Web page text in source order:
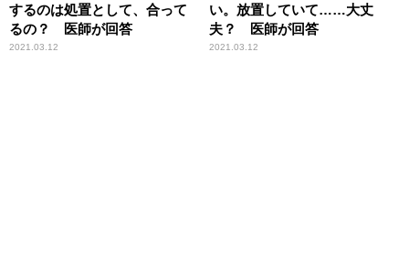
するのは処置として、合って
るの？ 医師が回答
2021.03.12
い。放置していて……大丈
夫？ 医師が回答
2021.03.12